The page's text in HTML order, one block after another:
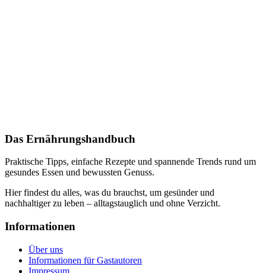
Das Ernährungshandbuch
Praktische Tipps, einfache Rezepte und spannende Trends rund um
gesundes Essen und bewussten Genuss.
Hier findest du alles, was du brauchst, um gesünder und
nachhaltiger zu leben – alltagstauglich und ohne Verzicht.
Informationen
Über uns
Informationen für Gastautoren
Impressum